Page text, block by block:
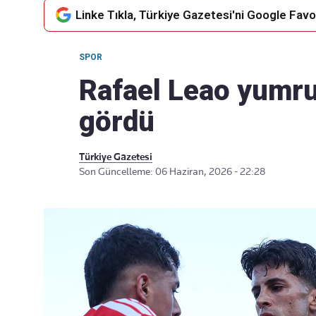
akışımıza ulaşın
Linke Tıkla, Türkiye Gazetesi'ni Google
SPOR
Rafael Leao
gördü
Türkiye Gazetesi
Son Güncelleme: 06 Haziran, 2026 - 22:28